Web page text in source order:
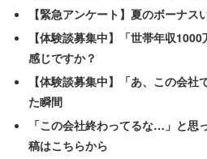
かない。恋人であれば何でも
後半）
という声があがっていた。恋人
キ」で、結婚相手に求めるもの
ようだ。
【緊急アンケート】夏のボーナス
【体験談募集中】「世帯年収
感じですか？
【体験談募集中】「あ、この会
た瞬間
「この会社終わってるな…」と
稿はこちらから